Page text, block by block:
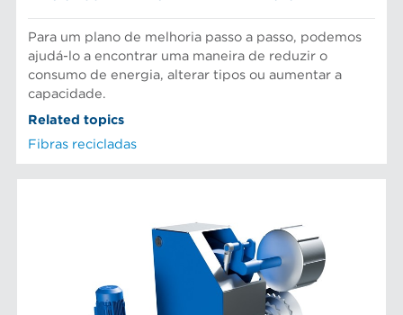
Para um plano de melhoria passo a passo, podemos
ajudá-lo a encontrar uma maneira de reduzir o
consumo de energia, alterar tipos ou aumentar a
capacidade.
Related topics
Fibras recicladas